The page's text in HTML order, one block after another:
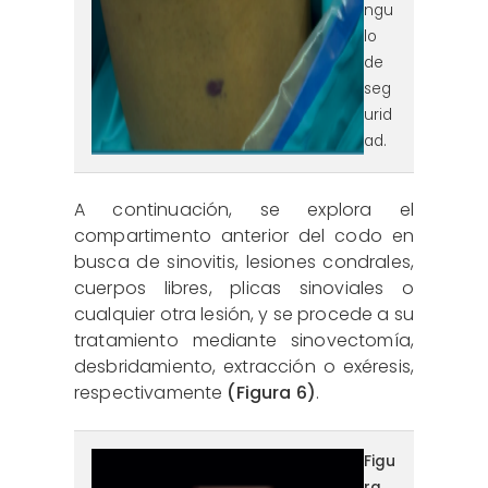
ngu
lo
de
seg
urid
ad.
A continuación, se explora el
compartimento anterior del codo en
busca de sinovitis, lesiones condrales,
cuerpos libres, plicas sinoviales o
cualquier otra lesión, y se procede a su
tratamiento mediante sinovectomía,
desbridamiento, extracción o exéresis,
respectivamente (Figura 6).
reaca.32385.fs2409019-
Figu